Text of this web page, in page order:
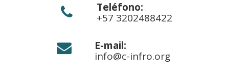
Teléfono:
+57 3202488422
E-mail:
info@c-infro.org

